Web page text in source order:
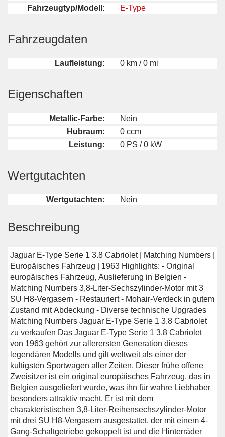
Fahrzeugtyp/Modell:
E-Type
Fahrzeugdaten
Laufleistung: 0 km / 0 mi
Eigenschaften
Metallic-Farbe:
Nein
Hubraum:
0 ccm
Leistung:
0 PS / 0 kW
Wertgutachten
Wertgutachten: Nein
Beschreibung
Jaguar E-Type Serie 1 3.8 Cabriolet | Matching Numbers |
Europäisches Fahrzeug | 1963 Highlights: - Original
europäisches Fahrzeug, Auslieferung in Belgien -
Matching Numbers 3,8-Liter-Sechszylinder-Motor mit 3
SU H8-Vergasern - Restauriert - Mohair-Verdeck in gutem
Zustand mit Abdeckung - Diverse technische Upgrades
Matching Numbers Jaguar E-Type Serie 1 3.8 Cabriolet
zu verkaufen Das Jaguar E-Type Serie 1 3.8 Cabriolet
von 1963 gehört zur allerersten Generation dieses
legendären Modells und gilt weltweit als einer der
kultigsten Sportwagen aller Zeiten. Dieser frühe offene
Zweisitzer ist ein original europäisches Fahrzeug, das in
Belgien ausgeliefert wurde, was ihn für wahre Liebhaber
besonders attraktiv macht. Er ist mit dem
charakteristischen 3,8-Liter-Reihensechszylinder-Motor
mit drei SU H8-Vergasern ausgestattet, der mit einem 4-
Gang-Schaltgetriebe gekoppelt ist und die Hinterräder